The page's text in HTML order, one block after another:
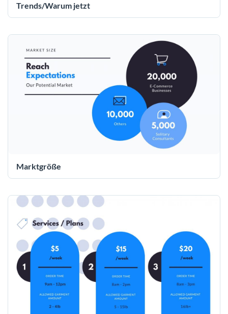
Trends/Warum jetzt
Marktgröße